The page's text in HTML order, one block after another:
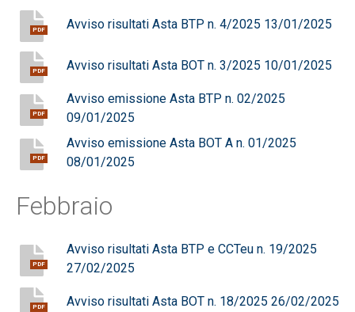
PDF Avviso risultati Asta BTP n. 4/2025 13/01/2025
PDF Avviso risultati Asta BOT n. 3/2025 10/01/2025
PDF
Avviso emissione Asta BTP n. 02/2025
09/01/2025
PDF
Avviso emissione Asta BOT A n. 01/2025
08/01/2025
Febbraio
PDF
Avviso risultati Asta BTP e CCTeu n. 19/2025
27/02/2025
PDF Avviso risultati Asta BOT n. 18/2025 26/02/2025